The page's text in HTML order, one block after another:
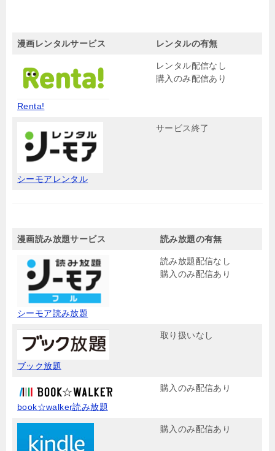
漫画レンタルサービス レンタルの有無
Renta!
レンタル配信なし
購入のみ配信あり
シーモアレンタル
サービス終了
漫画読み放題サービス 読み放題の有無
シーモア読み放題
読み放題配信なし
購入のみ配信あり
ブック放題
取り扱いなし
book☆walker読み放題
購入のみ配信あり
購入のみ配信あり